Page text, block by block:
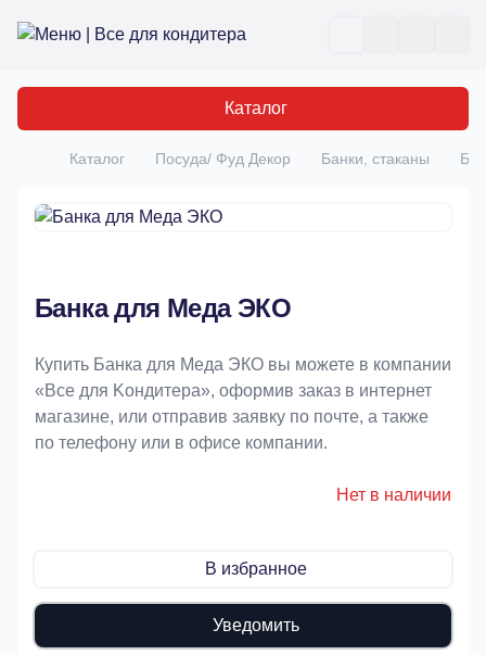
Все для кондитера
Каталог
Главная
Каталог Посуда/ Фуд Декор Банки, стаканы
Банка для Меда ЭКО
Купить Банка для Меда ЭКО вы можете в компании
«Bce для Koндитeрa», оформив заказ в интернет
магазине, или отправив заявку по почте, а также
по телефону или в офисе компании.
Нет в наличии
В избранное
Уведомить